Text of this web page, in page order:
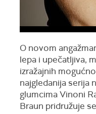
O novom
lepa i upečatljiva,
izražajnih
najgledanija serija
glumcima Vinoni
Braun pridružuje